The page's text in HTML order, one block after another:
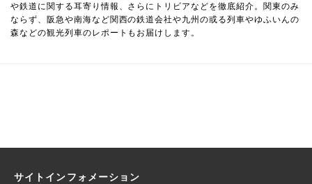
や鉄道に関する耳寄り情報、さらにトリビアなどを徹底紹介。関東のみ
ならず、阪急や南海など関西の鉄道会社や九州の或る列車やゆふいんの
森などの観光列車のレポートもお届けします。
サイトインフォメーション